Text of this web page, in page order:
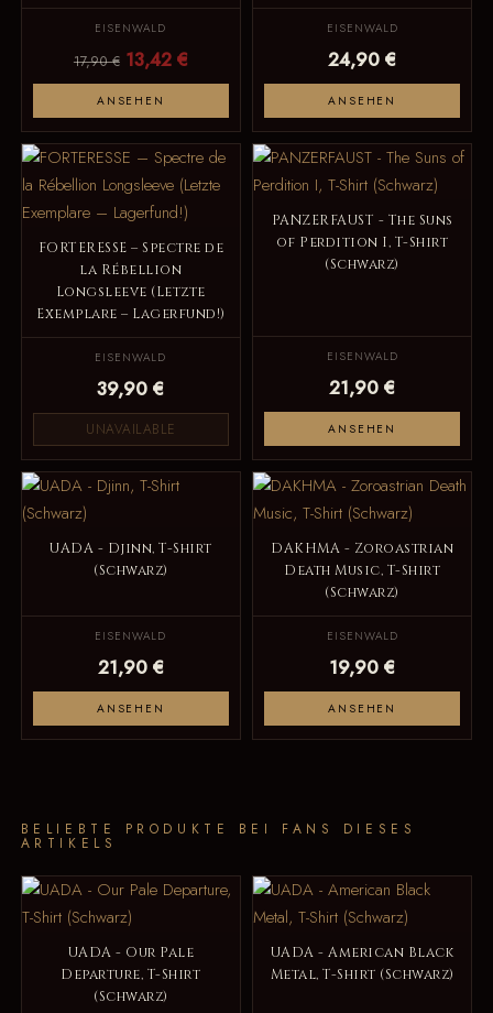
EISENWALD
17,90 € 13,42 €
ANSEHEN
EISENWALD
24,90 €
ANSEHEN
FORTERESSE – Spectre de
la Rébellion
Longsleeve (Letzte
Exemplare – Lagerfund!)
EISENWALD
39,90 €
UNAVAILABLE
PANZERFAUST - The Suns
of Perdition I, T-Shirt
(Schwarz)
EISENWALD
21,90 €
ANSEHEN
UADA - Djinn, T-Shirt
(Schwarz)
EISENWALD
21,90 €
ANSEHEN
DAKHMA - Zoroastrian
Death Music, T-Shirt
(Schwarz)
EISENWALD
19,90 €
ANSEHEN
BELIEBTE PRODUKTE BEI FANS DIESES
ARTIKELS
UADA - Our Pale
Departure, T-Shirt
(Schwarz)
UADA - American Black
Metal, T-Shirt (Schwarz)